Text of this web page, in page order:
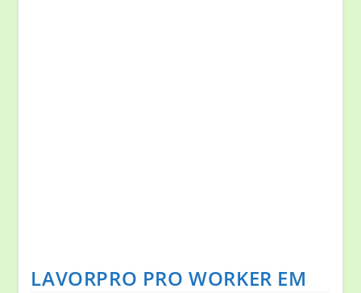
LAVORPRO PRO WORKER EM